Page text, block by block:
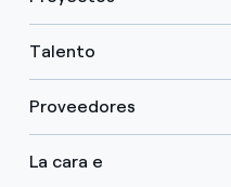
Talento
Proveedores
La cara e